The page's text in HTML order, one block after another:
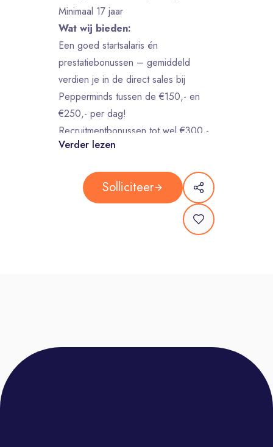
Minimaal 17 jaar
Wat wij bieden:
Een goed startsalaris én
prestatiebonussen – gemiddeld
verdien je in de direct sales bij
Pepperminds tussen de €150,- en
€250,- per dag!
Recruitmentbonussen tot wel €300,-
per vriend die jij aanbrengt –
Opleiding- en trainingsprogramma’s
van onze eigen PepperAcademy
De leukste feestjes, borrels en
evenementen – enjoy the ride!
waar je het beste uit jezelf leert
Verder lezen
Solliciteer